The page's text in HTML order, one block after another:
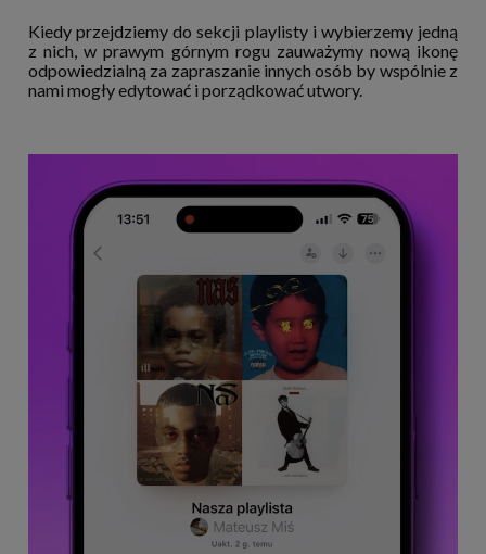
Kiedy przejdziemy do sekcji playlisty i wybierzemy jedną
z nich, w prawym górnym rogu zauważymy nową ikonę
odpowiedzialną za zapraszanie innych osób by wspólnie z
nami mogły edytować i porządkować utwory.